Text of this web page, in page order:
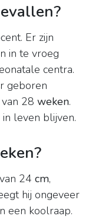
Er zijn
in te vroeg
centra.
geboren
28 weken.
in leven blijven.
24 cm,
hij ongeveer
een koolraap.